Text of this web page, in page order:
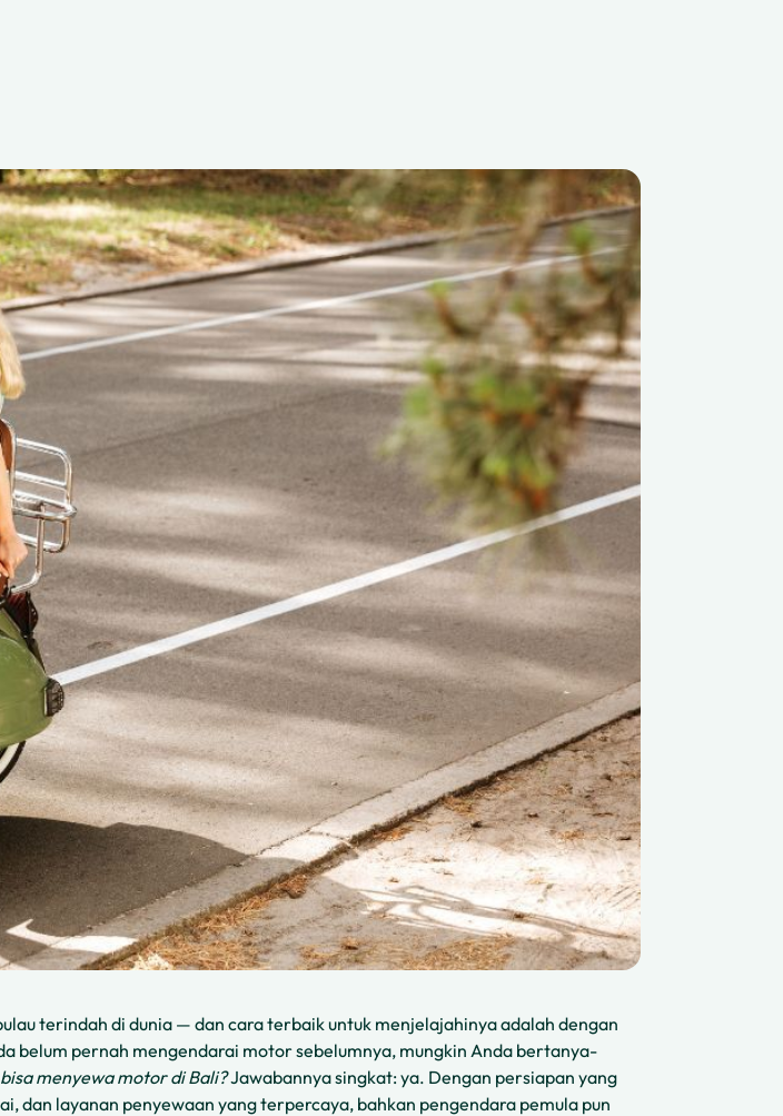
terindah di dunia — dan cara terbaik untuk menjelajahinya adalah dengan
belum pernah mengendarai motor sebelumnya, mungkin Anda bertanya-
menyewa motor di Bali?Jawabannya singkat: ya. Dengan persiapan yang
dan layanan penyewaan yang terpercaya, bahkan pengendara pemula pun